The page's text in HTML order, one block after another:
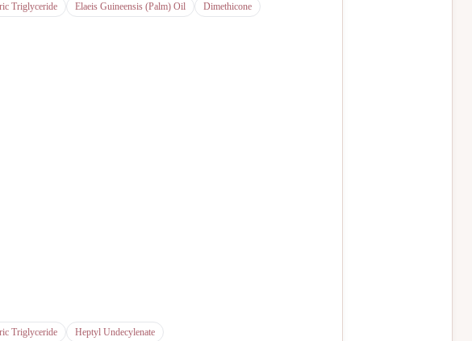
Triglyceride
Elaeis Guineensis (Palm) Oil Dimethicone
Triglyceride Heptyl Undecylenate